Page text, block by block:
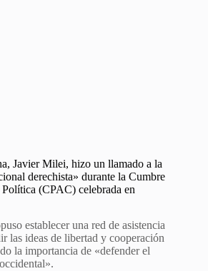
Javier Milei, hizo un llamado a la
derechista» durante la Cumbre
(CPAC) celebrada en
establecer una red de asistencia
las ideas de libertad y cooperación
la importancia de «defender el